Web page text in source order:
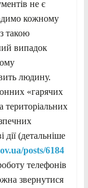
не є
кожному
такою
випадок
людину.
«гарячих
територіальних
дії (детальніше
posts/6184
телефонів
звернутися